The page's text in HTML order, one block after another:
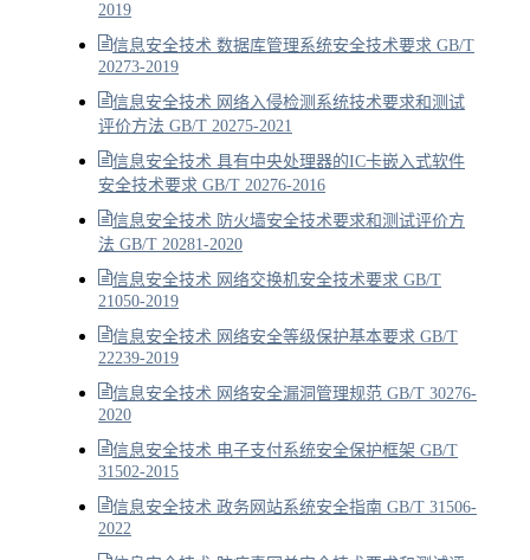
2019
信息安全技术 数据库管理系统安全技术要求 GB/T
20273-2019
信息安全技术 网络入侵检测系统技术要求和测试
评价方法 GB/T 20275-2021
信息安全技术 具有中央处理器的IC卡嵌入式软件
安全技术要求 GB/T 20276-2016
信息安全技术 防火墙安全技术要求和测试评价方
法 GB/T 20281-2020
信息安全技术 网络交换机安全技术要求 GB/T
21050-2019
信息安全技术 网络安全等级保护基本要求 GB/T
22239-2019
信息安全技术 网络安全漏洞管理规范 GB/T 30276-
2020
信息安全技术 电子支付系统安全保护框架 GB/T
31502-2015
信息安全技术 政务网站系统安全指南 GB/T 31506-
2022